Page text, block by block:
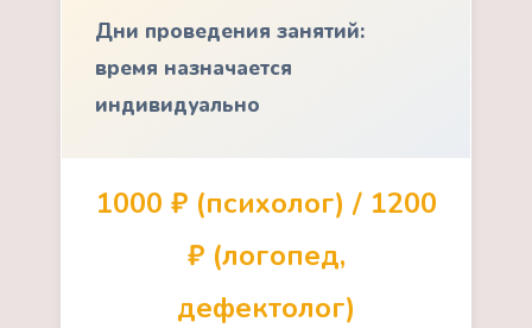
Дни проведения занятий:
время назначается
индивидуально
1000 ₽ (психолог) / 1200
₽ (логопед,
дефектолог)